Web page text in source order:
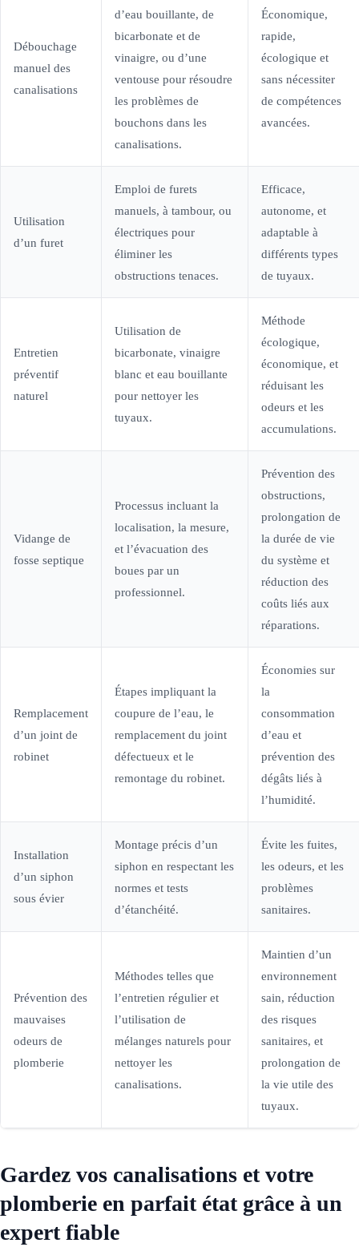
Débouchage
manuel des
canalisations
d’eau bouillante, de
bicarbonate et de
vinaigre, ou d’une
ventouse pour résoudre
les problèmes de
bouchons dans les
canalisations.
Économique,
rapide,
écologique et
sans nécessiter
de compétences
avancées.
Utilisation
d’un furet
Emploi de furets
manuels, à tambour, ou
électriques pour
éliminer les
obstructions tenaces.
Efficace,
autonome, et
adaptable à
différents types
de tuyaux.
Entretien
préventif
naturel
Utilisation de
bicarbonate, vinaigre
blanc et eau bouillante
pour nettoyer les
tuyaux.
Méthode
écologique,
économique, et
réduisant les
odeurs et les
accumulations.
Vidange de
fosse septique
Processus incluant la
localisation, la mesure,
et l’évacuation des
boues par un
professionnel.
Prévention des
obstructions,
prolongation de
la durée de vie
du système et
réduction des
coûts liés aux
réparations.
Remplacement
d’un joint de
robinet
Étapes impliquant la
coupure de l’eau, le
remplacement du joint
défectueux et le
remontage du robinet.
Économies sur
la
consommation
d’eau et
prévention des
dégâts liés à
l’humidité.
Installation
d’un siphon
sous évier
Montage précis d’un
siphon en respectant les
normes et tests
d’étanchéité.
Évite les fuites,
les odeurs, et les
problèmes
sanitaires.
Prévention des
mauvaises
odeurs de
plomberie
Méthodes telles que
l’entretien régulier et
l’utilisation de
mélanges naturels pour
nettoyer les
canalisations.
Maintien d’un
environnement
sain, réduction
des risques
sanitaires, et
prolongation de
la vie utile des
tuyaux.
Gardez vos canalisations et votre
plomberie en parfait état grâce à un
expert fiable